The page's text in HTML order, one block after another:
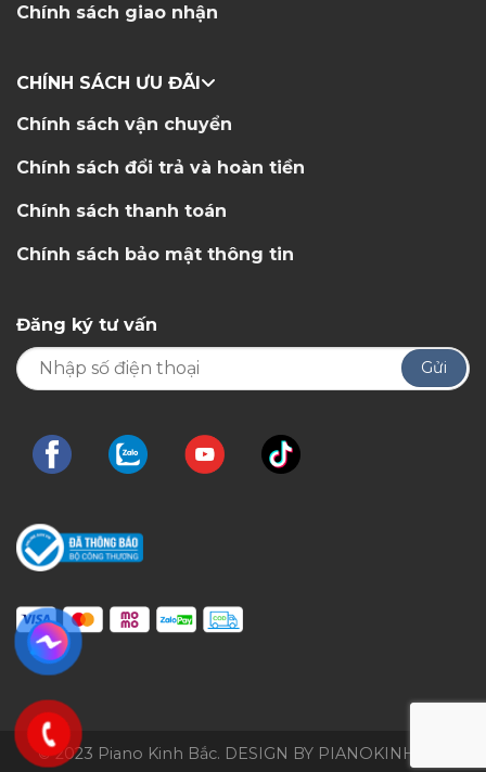
Chính sách giao nhận
CHÍNH SÁCH ƯU ĐÃI
Chính sách vận chuyển
Chính sách đổi trả và hoàn tiền
Chính sách thanh toán
Chính sách bảo mật thông tin
Đăng ký tư vấn
© 2023 Piano Kinh Bắc. DESIGN BY PIANOKINHBAC